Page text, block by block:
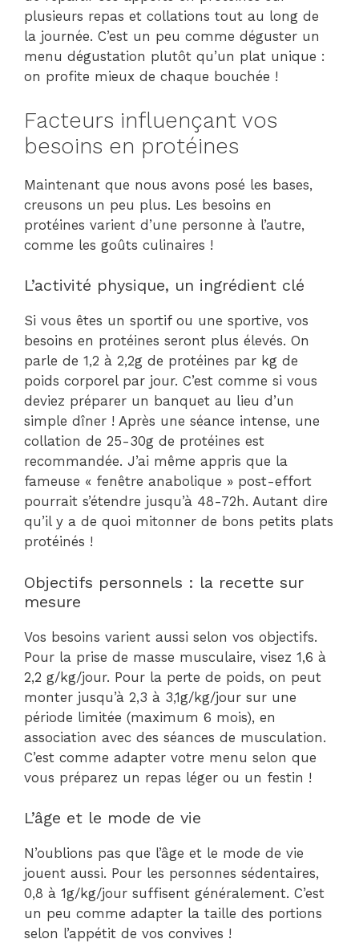
plusieurs repas et collations tout au long de
la journée. C’est un peu comme déguster un
menu dégustation plutôt qu’un plat unique :
on profite mieux de chaque bouchée !
Facteurs influençant vos
besoins en protéines
Maintenant que nous avons posé les bases,
creusons un peu plus. Les besoins en
protéines varient d’une personne à l’autre,
comme les goûts culinaires !
L’activité physique, un ingrédient clé
Si vous êtes un sportif ou une sportive, vos
besoins en protéines seront plus élevés. On
parle de 1,2 à 2,2g de protéines par kg de
poids corporel par jour. C’est comme si vous
deviez préparer un banquet au lieu d’un
simple dîner ! Après une séance intense, une
collation de 25-30g de protéines est
recommandée. J’ai même appris que la
fameuse « fenêtre anabolique » post-effort
pourrait s’étendre jusqu’à 48-72h. Autant dire
qu’il y a de quoi mitonner de bons petits plats
protéinés !
Objectifs personnels : la recette sur
mesure
Vos besoins varient aussi selon vos objectifs.
Pour la prise de masse musculaire, visez 1,6 à
2,2 g/kg/jour. Pour la perte de poids, on peut
monter jusqu’à 2,3 à 3,1g/kg/jour sur une
période limitée (maximum 6 mois), en
association avec des séances de musculation.
C’est comme adapter votre menu selon que
vous préparez un repas léger ou un festin !
L’âge et le mode de vie
N’oublions pas que l’âge et le mode de vie
jouent aussi. Pour les personnes sédentaires,
0,8 à 1g/kg/jour suffisent généralement. C’est
un peu comme adapter la taille des portions
selon l’appétit de vos convives !